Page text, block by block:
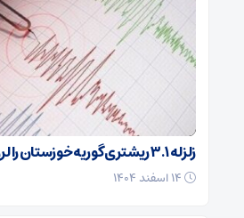
زلزله ۳.۱ ریشتری گوریه خوزستان را لرزاند